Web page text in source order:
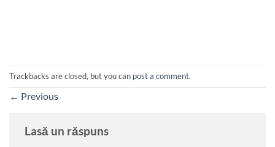
Trackbacks are closed, but you can post a comment.
← Previous
Lasă un răspuns